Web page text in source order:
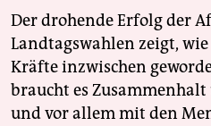
Der drohende Erfolg der
Landtagswahlen zeigt,
Kräfte inzwischen
braucht es
und vor allem mit den